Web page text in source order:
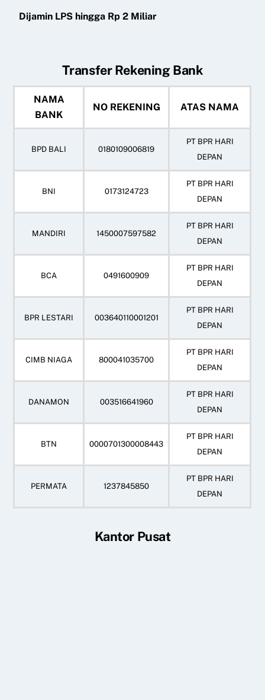
Dijamin LPS hingga Rp 2 Miliar
Transfer Rekening Bank
NAMA
BANK
NO REKENING ATAS NAMA
BPD BALI 0180109006819
PT BPR HARI
DEPAN
BNI 0173124723
PT BPR HARI
DEPAN
MANDIRI 1450007597582
PT BPR HARI
DEPAN
BCA 0491600909
PT BPR HARI
DEPAN
BPR LESTARI 003640110001201
PT BPR HARI
DEPAN
CIMB NIAGA 800041035700
PT BPR HARI
DEPAN
DANAMON 003516641960
PT BPR HARI
DEPAN
BTN 0000701300008443
PT BPR HARI
DEPAN
PERMATA 1237845850
PT BPR HARI
DEPAN
Kantor Pusat